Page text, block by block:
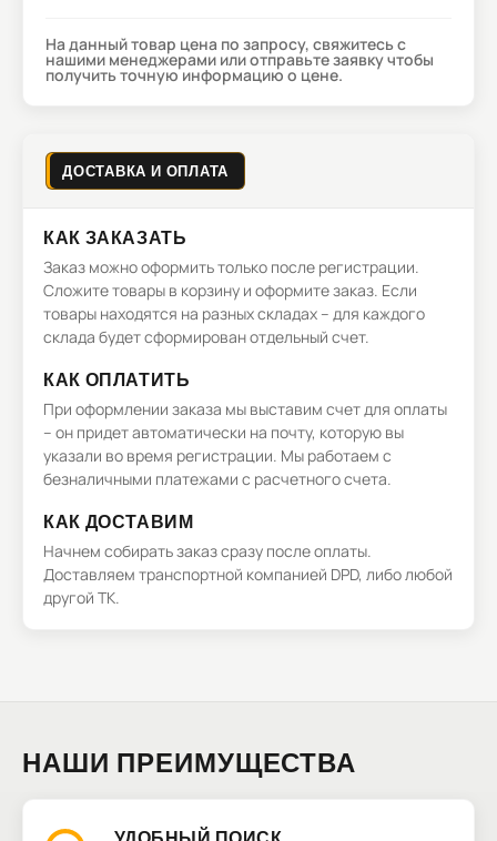
На данный товар цена по запросу, свяжитесь с
нашими менеджерами или отправьте заявку чтобы
получить точную информацию о цене.
ДОСТАВКА И ОПЛАТА
КАК ЗАКАЗАТЬ
Заказ можно оформить только после регистрации.
Сложите товары в корзину и оформите заказ. Если
товары находятся на разных складах – для каждого
склада будет сформирован отдельный счет.
КАК ОПЛАТИТЬ
При оформлении заказа мы выставим счет для оплаты
– он придет автоматически на почту, которую вы
указали во время регистрации. Мы работаем с
безналичными платежами с расчетного счета.
КАК ДОСТАВИМ
Начнем собирать заказ сразу после оплаты.
Доставляем транспортной компанией DPD, либо любой
другой ТК.
НАШИ ПРЕИМУЩЕСТВА